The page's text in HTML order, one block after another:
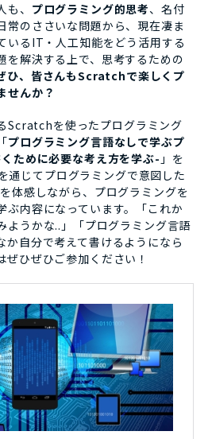
、 プログラミング的思考、名付
常のささいな問題から、現在凄ま
いるIT・人工知能をどう活用する
を解決する上で、思考するための
ひ、皆さんもScratchで楽しくプ
せんか？
Scratchを使ったプログラミング
プログラミング言語なしで学ぶプ
ために必要な考え方を学ぶ- 」を
じてプログラミングで意図した
体感しながら、プログラミングを
ぶ内容になっています。「これか
ようかな..」「プログラミング言語
か自分で考えて書けるようになら
ひぜひご参加ください！